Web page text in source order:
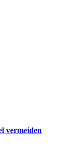
vermeiden